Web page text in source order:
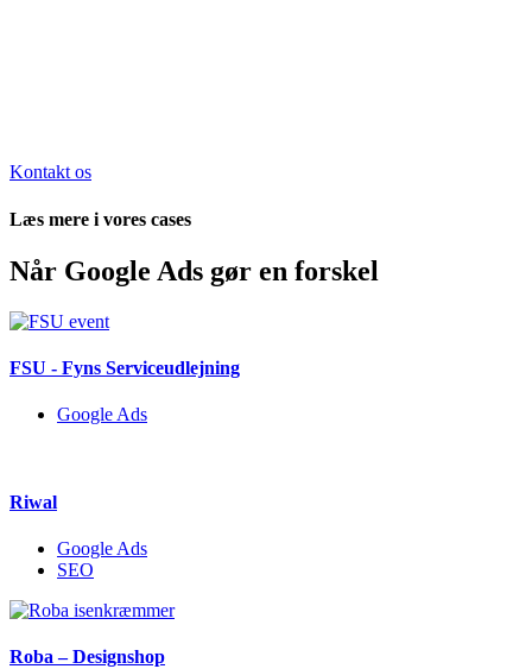
Kontakt os
Læs mere i vores cases
Når Google Ads gør en forskel
FSU - Fyns Serviceudlejning
Google Ads
Riwal
Google Ads
SEO
Roba – Designshop